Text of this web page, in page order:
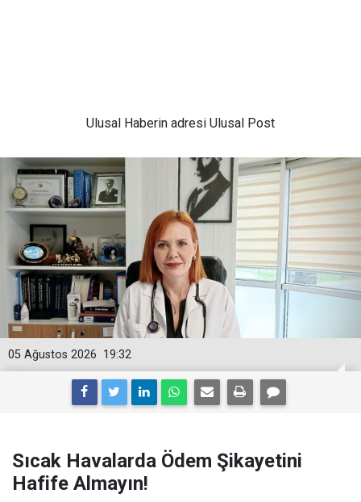
Ulusal Haberin adresi Ulusal Post
19:32
05 Ağustos 2026
Sıcak Havalarda Ödem Şikayetini
Hafife Almayın!